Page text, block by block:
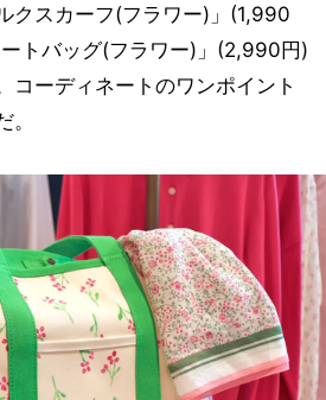
クスカーフ(フラワー)」(1,990
トバッグ(フラワー)」(2,990円)
コーディネートのワンポイント